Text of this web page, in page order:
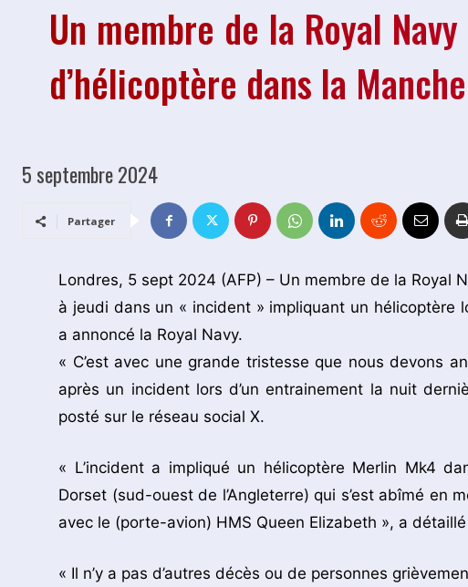
Un membre de la Royal
d’hélicoptère dans la Manche
5 septembre 2024
Partager
Londres, 5 sept 2024 (AFP) – Un membre de la Royal
à jeudi dans un « incident » impliquant un hélicoptère
a annoncé la Royal Navy.
« C’est avec une grande tristesse que nous devons
après un incident lors d’un entrainement la nuit
posté sur le réseau social X.
« L’incident a impliqué un hélicoptère Merlin Mk4
Dorset (sud-ouest de l’Angleterre) qui s’est abîmé en
avec le (porte-avion) HMS Queen Elizabeth », a
« Il n’y a pas d’autres décès ou de personnes